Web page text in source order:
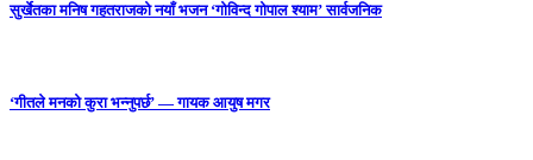
सुर्खेतका मनिष गहतराजको नयाँ भजन ‘गोविन्द गोपाल श्याम’ सार्वजनिक
‘गीतले मनको कुरा भन्नुपर्छ’ — गायक आयुष मगर